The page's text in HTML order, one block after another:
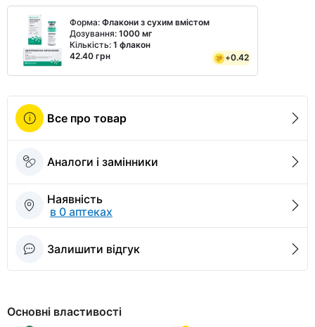
Форма: Флакони з сухим вмістом
Дозування: 1000 мг
Кількість: 1 флакон
42.40 грн
+0.42
Все про товар
Аналоги і замінники
Наявність
в 0 аптеках
Залишити відгук
Основні властивості